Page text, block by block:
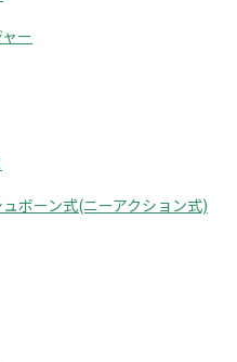
ー
ボーン式(ニーアクション式)